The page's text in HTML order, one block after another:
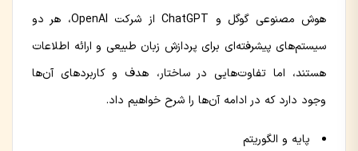
هوش مصنوعی گوگل و ChatGPT از شرکت OpenAI، هر دو
سیستم‌های پیشرفته‌ای برای پردازش زبان طبیعی و ارائه اطلاعات
هستند، اما تفاوت‌هایی در ساختار، هدف و کاربردهای آن‌ها
وجود دارد که در ادامه آن‌ها را شرح خواهیم داد.
پایه و الگوریتم